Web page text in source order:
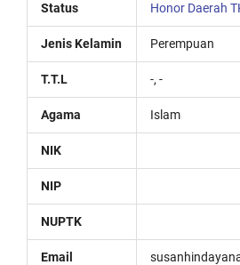
Status Honor Daerah
Jenis Kelamin Perempuan
T.T.L -, -
Agama Islam
NIK
NIP
NUPTK
Email